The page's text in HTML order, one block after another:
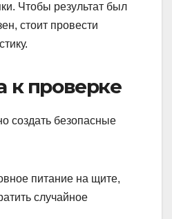
Чтобы результат был
стоит провести
к проверке
создать безопасные
питание на щите,
случайное